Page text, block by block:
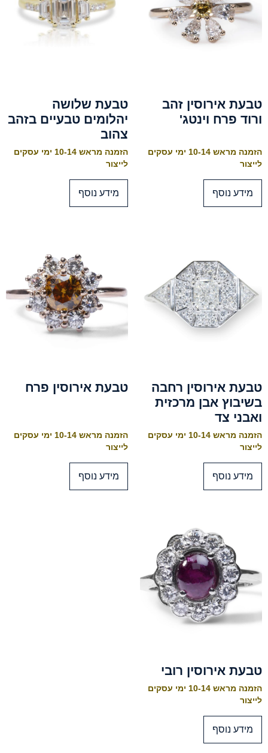
טבעת אירוסין זהב
ורוד פרח וינטג'
הזמנה מראש 10-14 ימי עסקים
לייצור
מידע נוסף
טבעת שלושה
יהלומים טבעיים בזהב
צהוב
הזמנה מראש 10-14 ימי עסקים
לייצור
מידע נוסף
טבעת אירוסין רחבה
בשיבוץ אבן מרכזית
ואבני צד
הזמנה מראש 10-14 ימי עסקים
לייצור
מידע נוסף
טבעת אירוסין פרח
הזמנה מראש 10-14 ימי עסקים
לייצור
מידע נוסף
טבעת אירוסין רובי
הזמנה מראש 10-14 ימי עסקים
לייצור
מידע נוסף